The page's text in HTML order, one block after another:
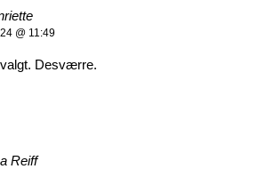
@ 11:49
Desværre.
Reiff